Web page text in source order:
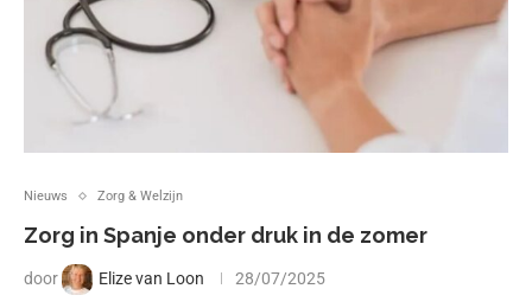
Nieuws Zorg & Welzijn
Zorg in Spanje onder druk in de zomer
door Elize van Loon 28/07/2025